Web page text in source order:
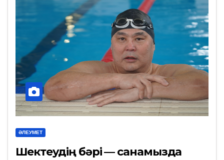
ӘЛЕУМЕТ
Шектеудің бәрі — санамызда